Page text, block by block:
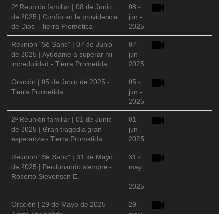
2ª Reunión familiar | 08 de Junio
de 2025 | Confío en la providencia
de Dios - Tierra Prometida
08 -
jun -
2025
Reunión "Sé Sano" | 07 de Junio
de 2025 | Ayúdame a superar mi
incredulidad - Tierra Prometida
07 -
jun -
2025
Oración | 05 de Junio de 2025 -
Tierra Prometida
05 -
jun -
2025
2ª Reunión familiar | 01 de Junio
de 2025 | Gran tragedia gran
esperanza - Tierra Prometida
01 -
jun -
2025
Reunión "Sé Sano" | 31 de Mayo
de 2025 | Perdonando siempre -
Roberto Stevenson E.
31 -
may
-
2025
Oración | 29 de Mayo de 2025 -
29 -